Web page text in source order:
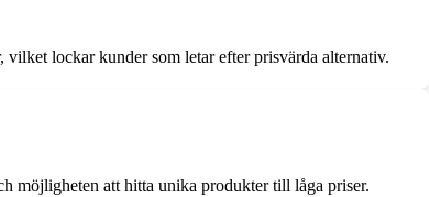
lockar kunder som letar efter prisvärda alternativ.
möjligheten att hitta unika produkter till låga priser.